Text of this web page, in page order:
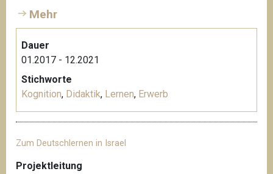
Mehr
Dauer
01.2017 - 12.2021
Stichworte
Kognition, Didaktik, Lernen, Erwerb
Zum Deutschlernen in Israel
Projektleitung